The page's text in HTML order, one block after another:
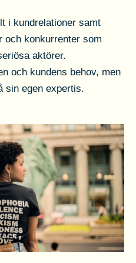
i kundrelationer samt
och konkurrenter som
aktörer.
och kundens behov, men
sin egen expertis.